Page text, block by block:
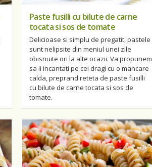
Paste fusilli cu bilute de carne
tocata si sos de tomate
Delicioase si simplu de pregatit, pastele
sunt nelipsite din meniul unei zile
obisnuite ori la alte ocazii. Va propunem
sa ii incantati pe cei dragi cu o mancare
calda, preprand reteta de paste fusilli
cu bilute de carne tocata si sos de
tomate.